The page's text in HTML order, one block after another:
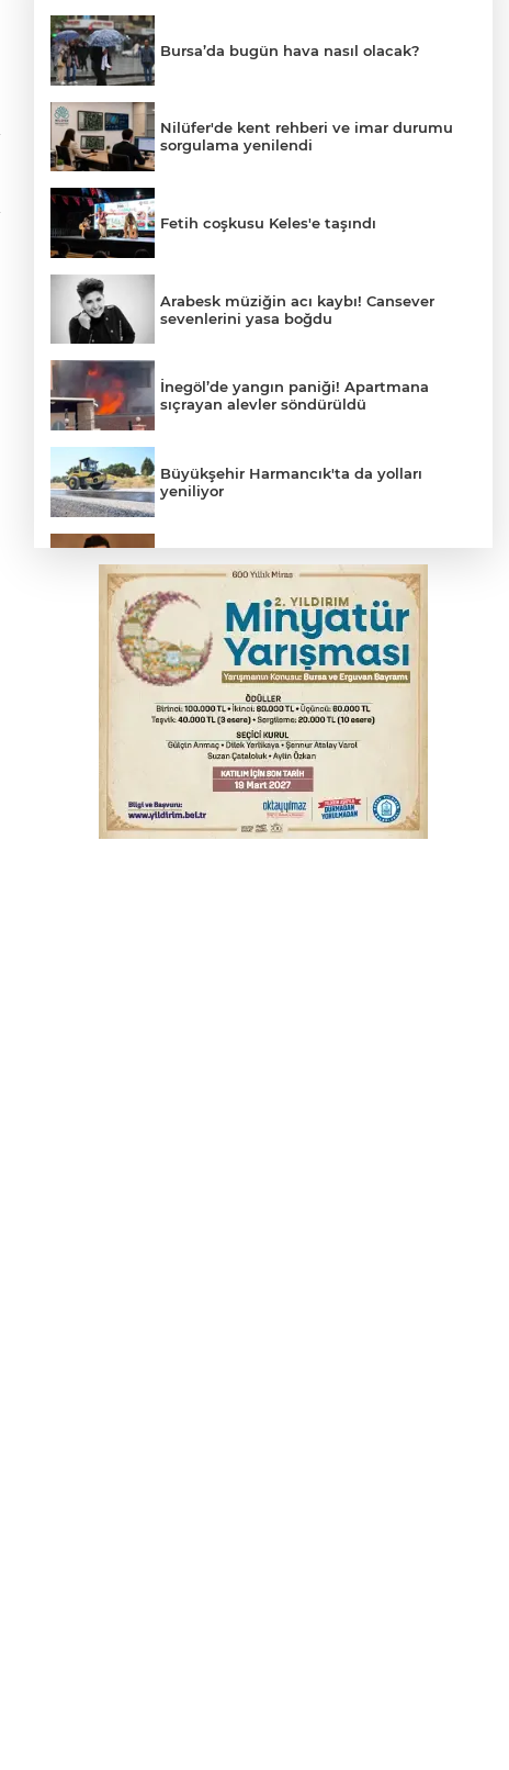
Bursa’da bugün hava nasıl olacak?
Nilüfer'de kent rehberi ve imar durumu
sorgulama yenilendi
Fetih coşkusu Keles'e taşındı
Arabesk müziğin acı kaybı! Cansever
sevenlerini yasa boğdu
İnegöl’de yangın paniği! Apartmana
sıçrayan alevler söndürüldü
Büyükşehir Harmancık'ta da yolları
yeniliyor
kaybetti
İş makinesinin camına kafasını çarpan
operatör yaralandı
Babasını ziyarete giderken kazada
hayatını kaybetti
İnegöl'de orman yangını; Havadan ve
karadan müdahale başlatıldı